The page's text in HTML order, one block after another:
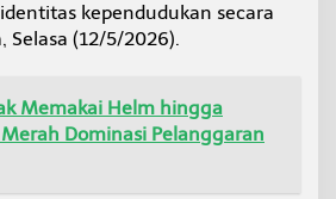
kependudukan secara
Selasa (12/5/2026).
Memakai Helm hingga
Dominasi Pelanggaran